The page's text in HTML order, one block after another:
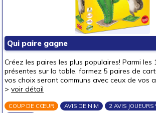
Qui paire gagne
Créez les paires les plus populaires! Parmi les
présentes sur la table, formez 5 paires de
vos choix seront communs avec ceux de vos
> voir détail
COUP DE CŒUR AVIS DE NIM
2 AVIS JOUEURS